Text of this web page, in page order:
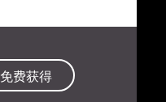
免费获得